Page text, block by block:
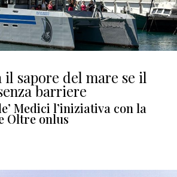
il sapore del mare se il
barriere
Medici l’iniziativa con la
Oltre onlus